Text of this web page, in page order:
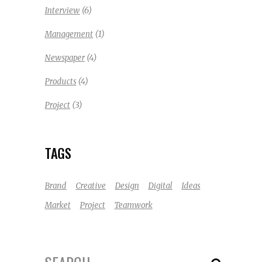
Interview (6)
Management (1)
Newspaper(4)
Products (4)
Project (3)
TAGS
Brand Creative Design Digital
Ideas
Market
Project Teamwork
Search